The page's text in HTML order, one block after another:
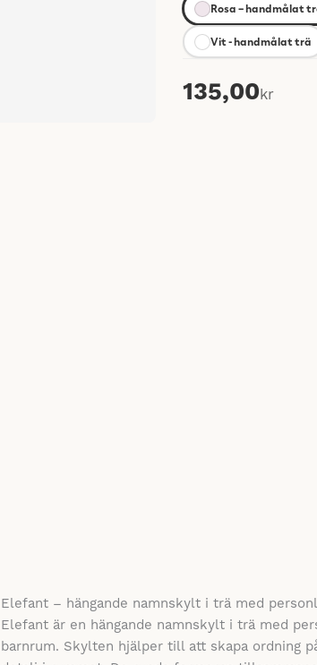
Rosa – handmålat
Vit - handmålat trä
135,00kr
Elefant – hängande namnskylt i trä med
Elefant är en hängande namnskylt i trä med
barnrum. Skylten hjälper till att skapa ordning